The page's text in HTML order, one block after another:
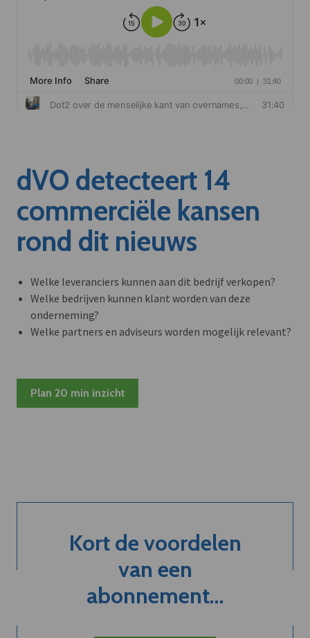
dVO detecteert 14
commerciële kansen
rond dit nieuws
Welke leveranciers kunnen aan dit bedrijf verkopen?
Welke bedrijven kunnen klant worden van deze
onderneming?
Welke partners en adviseurs worden mogelijk relevant?
Plan 20 min inzicht
Kort de voordelen
van een
abonnement...